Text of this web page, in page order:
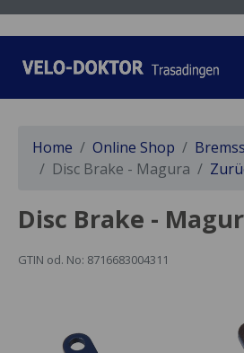
Home Online Shop
Disc Brake - Magura
Disc Brake -
GTIN od. No: 8716683004311